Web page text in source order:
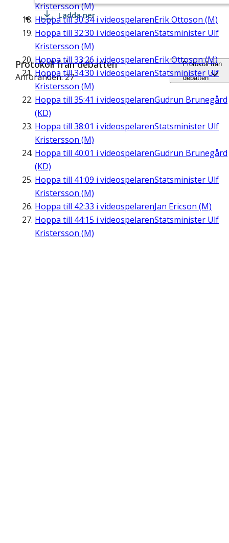
Kristersson (M)
Hoppa till30:34i videospelarenErik Ottoson (M)
Hoppa till 32:30 i videospelarenStatsminister Ulf
Kristersson (M)
Hoppa till 33:26 i videospelarenErik Ottoson (M)
Hoppa till34:30 i videospelarenStatsminister Ulf
Kristersson (M)
Hoppa till 35:41 i videospelarenGudrun Brunegård
(KD)
Hoppa till 38:01 i videospelarenStatsminister Ulf
Kristersson (M)
Hoppa till 40:01 i videospelarenGudrun Brunegård
(KD)
Hoppa till 41:09 i videospelarenStatsminister Ulf
Kristersson (M)
Hoppa till 42:33 i videospelarenJan Ericson (M)
Hoppa till 44:15 i videospelarenStatsminister Ulf
Kristersson (M)
Ladda ner
Protokoll från debatten
Anföranden: 27
Protokoll från
debatten